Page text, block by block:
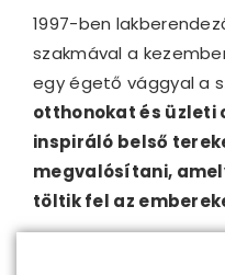
1997-ben
szakmával a
egy égető vággyal a
otthonokat és üzleti
inspiráló belső
megvalósítani,
töltik fel az